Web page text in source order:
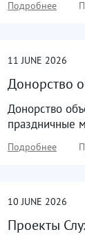
Подробнее
11 JUNE 2026
Донорство
Донорство
праздничные
Подробнее
10 JUNE 2026
Проекты